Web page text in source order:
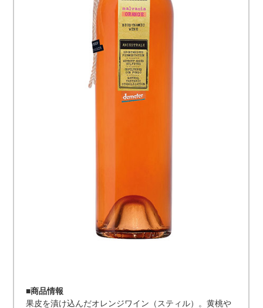
■商品情報
果皮を漬け込んだオレンジワイン（スティル）。黄桃や